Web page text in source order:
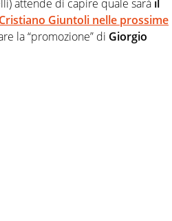
attende di capire quale sarà il
Giuntoli nelle prossime
la “promozione” di Giorgio